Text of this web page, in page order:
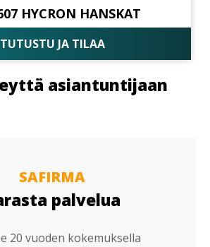
HYCRON HANSKAT
TUTUSTU JA TILAA
asiantuntijaan
SAFIRMA
palvelua
20 vuoden kokemuksella